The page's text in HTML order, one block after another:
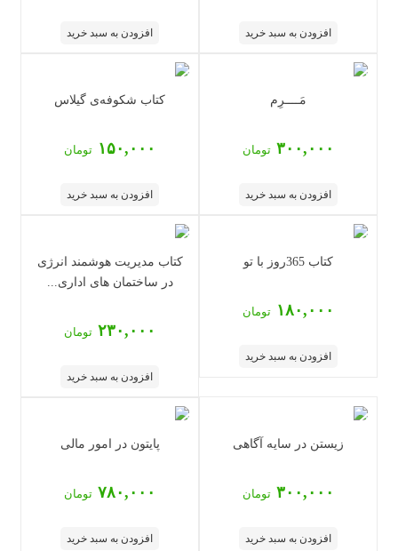
افزودن به سبد خرید افزودن به سبد خرید
مَــــرِم
۳۰۰,۰۰۰ تومان
افزودن به سبد خرید
کتاب شکوفه‌ی گیلاس
۱۵۰,۰۰۰ تومان
افزودن به سبد خرید
کتاب 365روز با تو
۱۸۰,۰۰۰ تومان
افزودن به سبد خرید
کتاب مدیریت هوشمند انرژی
در ساختمان های اداری...
۲۳۰,۰۰۰ تومان
افزودن به سبد خرید
زیستن در سایه آگاهی
۳۰۰,۰۰۰ تومان
افزودن به سبد خرید
پایتون در امور مالی
۷۸۰,۰۰۰ تومان
افزودن به سبد خرید